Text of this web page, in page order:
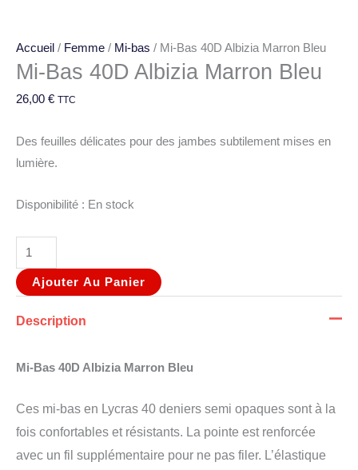
Accueil / Femme / Mi-bas / Mi-Bas 40D Albizia Marron Bleu
Mi-Bas 40D Albizia Marron Bleu
26,00 € TTC
Des feuilles délicates pour des jambes subtilement mises en
lumière.
Disponibilité : En stock
Ajouter Au Panier
Description
Mi-Bas 40D Albizia Marron Bleu
Ces mi-bas en Lycras 40 deniers semi opaques sont à la
fois confortables et résistants. La pointe est renforcée
avec un fil supplémentaire pour ne pas filer. L’élastique